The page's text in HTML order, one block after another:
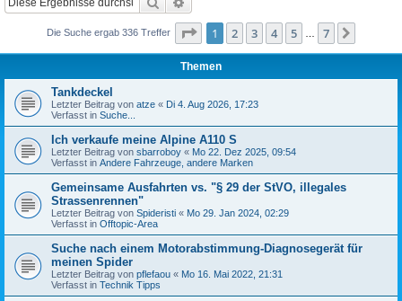
Die Suche ergab 336 Treffer Seite 1von
1 2 3 4 5 7
Themen
Tankdeckel
Letzter Beitrag von atze « Di 4. Aug 2026, 17:23
Verfasst in Suche...
Ich verkaufe meine Alpine A110 S
Letzter Beitrag von sbarroboy « Mo 22. Dez 2025, 09:54
Verfasst in Andere Fahrzeuge, andere Marken
Gemeinsame Ausfahrten vs. "§ 29 der StVO, illegales
Strassenrennen"
Letzter Beitrag von Spideristi « Mo 29. Jan 2024, 02:29
Verfasst in Offtopic-Area
Suche nach einem Motorabstimmung-Diagnosegerät für
meinen Spider
Letzter Beitrag von pflefaou « Mo 16. Mai 2022, 21:31
Verfasst in Technik Tipps